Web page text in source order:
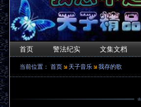
首页 警法纪实 文集文档
当前位置： 首页 天子音乐 我存的歌